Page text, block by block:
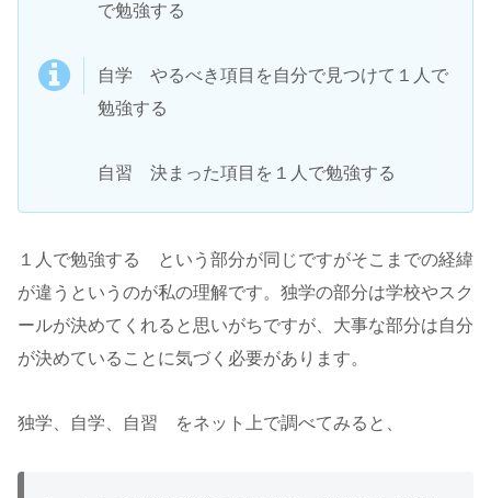
で勉強する
自学 やるべき項目を自分で見つけて１人で
勉強する
自習 決まった項目を１人で勉強する
１人で勉強する という部分が同じですがそこまでの経緯
が違うというのが私の理解です。独学の部分は学校やスク
ールが決めてくれると思いがちですが、大事な部分は自分
が決めていることに気づく必要があります。
独学、自学、自習 をネット上で調べてみると、